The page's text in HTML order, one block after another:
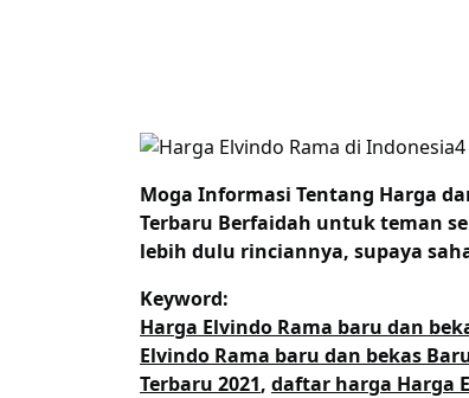
Moga Informasi Tentang Harga
Terbaru Berfaidah untuk teman
lebih dulu rinciannya, supaya
Keyword:
Harga Elvindo Rama baru dan
Elvindo Rama baru dan bekas
Terbaru 2021, daftar harga Harga